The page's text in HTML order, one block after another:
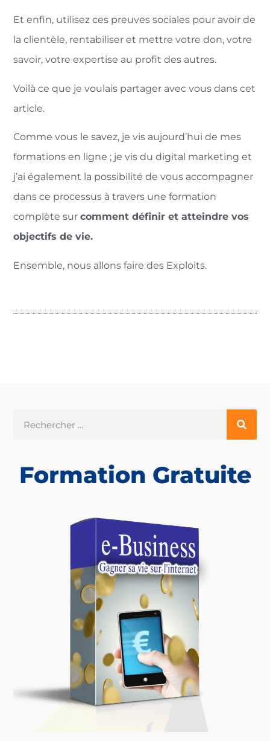
Et enfin, utilisez ces preuves sociales pour avoir de
la clientèle, rentabiliser et mettre votre don, votre
savoir, votre expertise au profit des autres.
Voilà ce que je voulais partager avec vous dans cet
article.
Comme vous le savez, je vis aujourd’hui de mes
formations en ligne ; je vis du digital marketing et
j’ai également la possibilité de vous accompagner
dans ce processus à travers une formation
complète surcomment définir et atteindre vos
objectifs de vie.
Ensemble, nous allons faire des Exploits.
Formation Gratuite